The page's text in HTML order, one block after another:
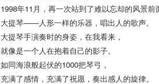
1998年11月，再一次站到了难以忘却的风景前
大提琴——人形一样的乐器，唱出人的歌声。
大提琴手演奏时的身姿，在我看来，
就像是一个人在抱着自己的影子。
如同海浪般起伏的1000把琴弓，
充满了感情，充满了祝愿，奏出感人的旋律。